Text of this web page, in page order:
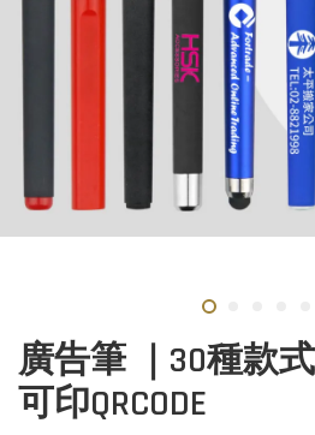
廣告筆 ｜30種款式
可印QRCODE